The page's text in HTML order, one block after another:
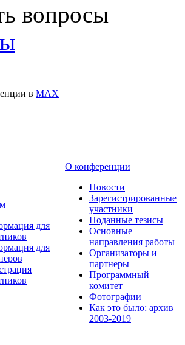
вопросы
в МАХ
для
для
О конференции
Новости
Зарегистрированные
участники
Поданные тезисы
Основные
направления работы
Организаторы и
партнеры
Программный
комитет
Фотографии
Как это было: архив
2003-2019